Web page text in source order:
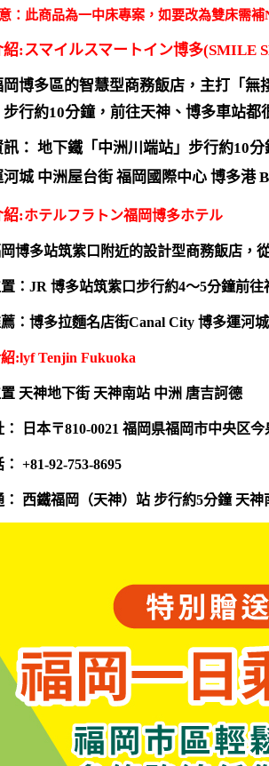
：此商品為一中床專案，如要改為雙床需補
紹:スマイルスマートイン博多(SMILE
博多區的智慧型商務飯店，主打「
步行約10分鐘，前往天神、博多車站都
訊： 地下鐵「中洲川端站」步行約10
城 中洲屋台街 福岡國際中心 博多港
紹:ホテルフラトン福岡博多ホテル
博多站筑紫口附近的設計型商務飯店，
：JR 博多站筑紫口步行約4～5分鐘前
薦：博多拉麵名店街Canal City 博多運
:lyf Tenjin Fukuoka
天神地下街 天神南站 中洲 唐吉訶德
： 日本〒810-0021 福岡県福岡市中央区今
： +81-92-753-8695
： 西鐵福岡（天神）站 步行約5分鐘 天神